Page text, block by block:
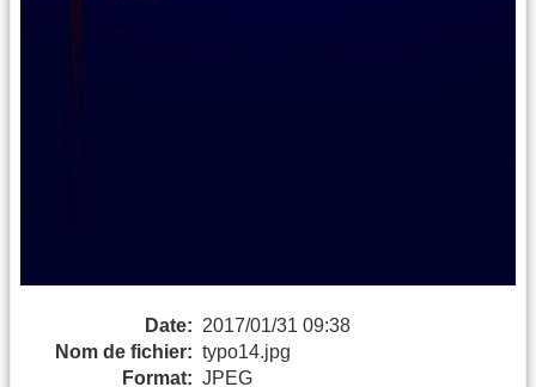
Date: 2017/01/31 09:38
Nom de fichier: typo14.jpg
Format: JPEG